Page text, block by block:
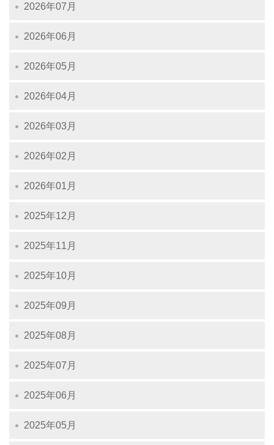
2026年07月
2026年06月
2026年05月
2026年04月
2026年03月
2026年02月
2026年01月
2025年12月
2025年11月
2025年10月
2025年09月
2025年08月
2025年07月
2025年06月
2025年05月